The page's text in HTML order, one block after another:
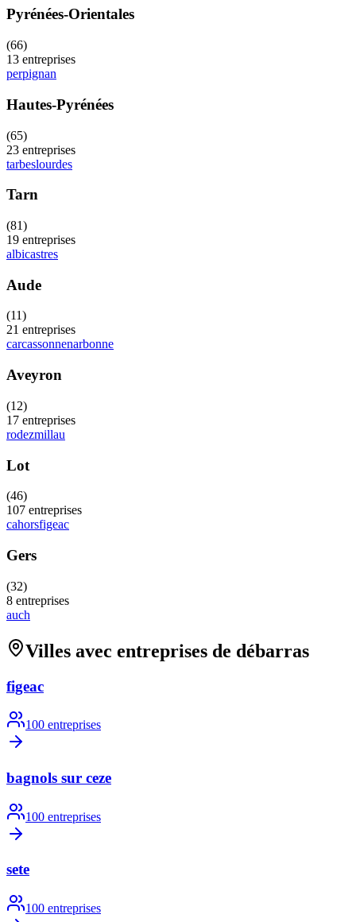
Pyrénées-Orientales
(66)
13 entreprises
perpignan
Hautes-Pyrénées
(65)
23 entreprises
tarbeslourdes
Tarn
(81)
19 entreprises
albicastres
Aude
(11)
21 entreprises
carcassonnenarbonne
Aveyron
(12)
17 entreprises
rodezmillau
Lot
(46)
107 entreprises
cahorsfigeac
Gers
(32)
8 entreprises
auch
Villes avec entreprises de débarras
figeac
100 entreprises
bagnols sur ceze
100 entreprises
sete
100 entreprises